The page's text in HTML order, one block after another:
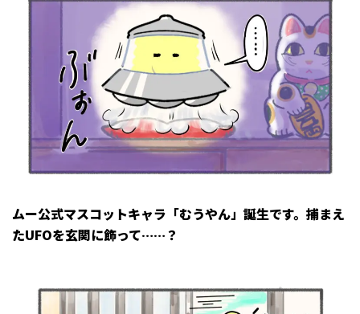
ムー公式マスコットキャラ「むうやん」誕生です。捕まえ
たUFOを玄関に飾って……？